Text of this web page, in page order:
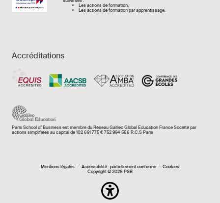
Les actions de formation,
Les actions de formation par apprentissage.
Accréditations
Paris School of Business est membre du Réseau Galileo Global Education France Société par
actions simplifiées au capital de 102 691 775 € 752 994 566 R.C.S Paris
Mentions légales
Mentions légales Accessibilité : partiellement conforme
Cookies
Copyright © 2026 PSB